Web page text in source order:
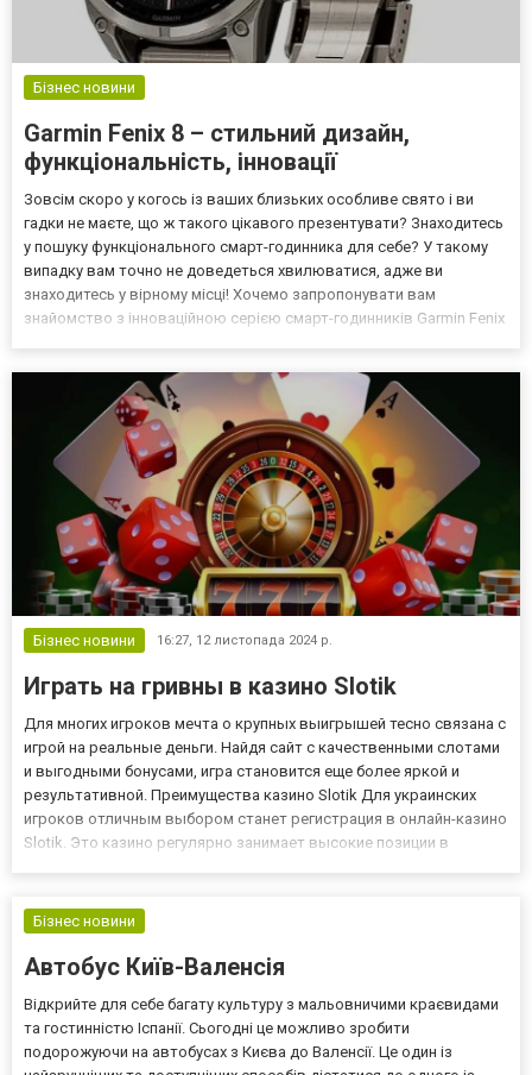
Бізнес новини
Garmin Fenix 8 – стильний дизайн,
функціональність, інновації
Зовсім скоро у когось із ваших близьких особливе свято і ви
гадки не маєте, що ж такого цікавого презентувати? Знаходитесь
у пошуку функціонального смарт-годинника для себе? У такому
випадку вам точно не доведеться хвилюватися, адже ви
знаходитесь у вірному місці! Хочемо запропонувати вам
знайомство з інноваційною серією смарт-годинників Garmin Fenix
Бізнес новини 16:27, 12 листопада 2024 р.
Играть на гривны в казино Slotik
Для многих игроков мечта о крупных выигрышей тесно связана с
игрой на реальные деньги. Найдя сайт с качественными слотами
и выгодными бонусами, игра становится еще более яркой и
результативной. Преимущества казино Slotik Для украинских
игроков отличным выбором станет регистрация в онлайн-казино
Slotik. Это казино регулярно занимает высокие позиции в
Бізнес новини
Автобус Київ-Валенсія
Відкрийте для себе багату культуру з мальовничими краєвидами
та гостинністю Іспанії. Сьогодні це можливо зробити
подорожуючи на автобусах з Києва до Валенсії. Це один із